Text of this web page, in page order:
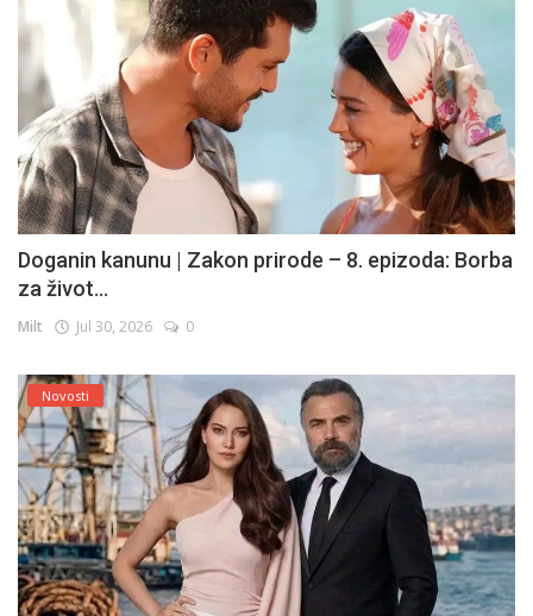
Doganin kanunu | Zakon prirode – 8. epizoda: Borba
za život...
Milt Jul 30, 2026 0
Novosti